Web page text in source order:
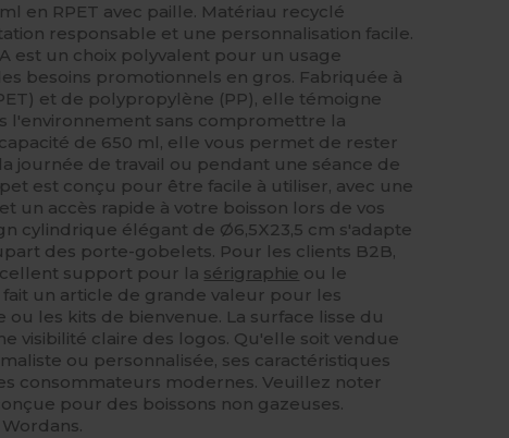
en RPET avec paille. Matériau recyclé
responsable et une personnalisation facile.
est un choix polyvalent pour un usage
besoins promotionnels en gros. Fabriquée à
et de polypropylène (PP), elle témoigne
l'environnement sans compromettre la
de 650 ml, elle vous permet de rester
journée de travail ou pendant une séance de
est conçu pour être facile à utiliser, avec une
un accès rapide à votre boisson lors de vos
cylindrique élégant de Ø6,5X23,5 cm s'adapte
des porte-gobelets. Pour les clients B2B,
support pour la sérigraphie ou le
un article de grande valeur pour les
les kits de bienvenue. La surface lisse du
visibilité claire des logos. Qu'elle soit vendue
ou personnalisée, ses caractéristiques
consommateurs modernes. Veuillez noter
pour des boissons non gazeuses.